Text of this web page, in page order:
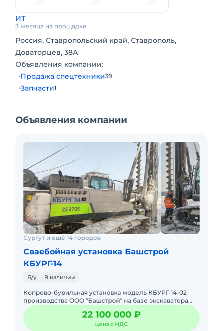
ИТ
3 месяца на площадке
Россия, Ставропольский край, Ставрополь,
Доваторцев, 38А
Объявления компании:
Продажа спецтехники39
Запчасти1
Объявления компании
Сургут и ещё 14 городов
Сваебойная установка Башстрой
КБУРГ-14
Б/у В наличии
Копрово-бурильная установка модель КБУРГ-14-02
производства ООО "Башстрой" на базе экскаватора
ZoomLion ZE370. Продажа от собственника. В хорошем
состоянии. Це
22 100 000 ₽
цена с НДС